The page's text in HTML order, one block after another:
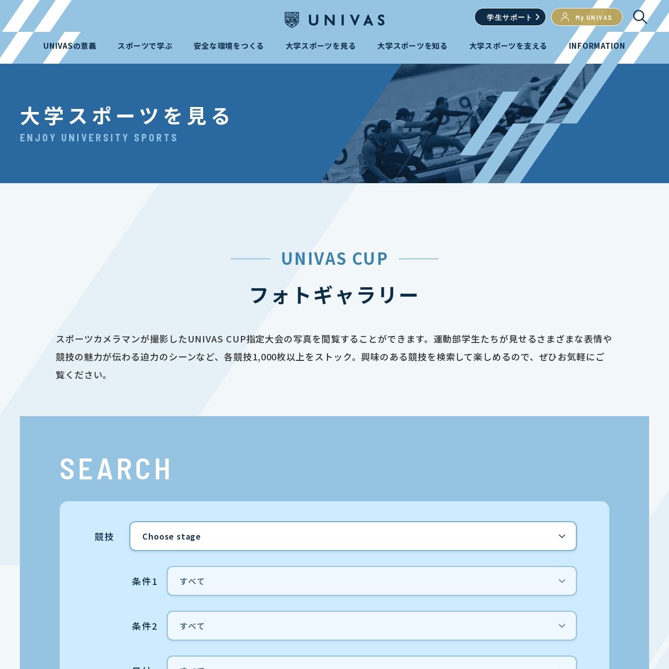
学生サポート My UNIVAS
UNIVASの意義 スポーツで学ぶ 安全な環境をつくる 大学スポーツを見る 大学スポーツを知る 大学スポーツを支える INFORMATION
大学スポーツを見る
ENJOY UNIVERSITY SPORTS
UNIVAS CUP
フォトギャラリー
スポーツカメラマンが撮影したUNIVAS CUP指定大会の写真を閲覧することができます。運動部学生たちが見せるさまざまな表情や
競技の魅力が伝わる迫力のシーンなど、各競技1,000枚以上をストック。興味のある競技を検索して楽しめるので、ぜひお気軽にご
覧ください。
SEARCH
競技
条件1
条件2